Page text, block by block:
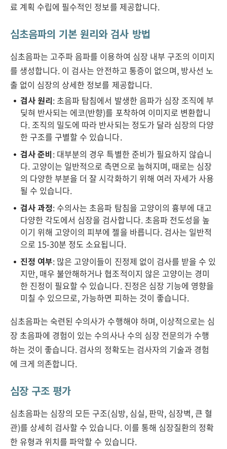
료 계획 수립에 필수적인 정보를 제공합니다.
심초음파의 기본 원리와 검사 방법
심초음파는 고주파 음파를 이용하여 심장 내부 구조의 이미지
를 생성합니다. 이 검사는 안전하고 통증이 없으며, 방사선 노
출 없이 심장의 상세한 정보를 제공합니다.
검사 원리: 초음파 탐침에서 발생한 음파가 심장 조직에 부
딪혀 반사되는 에코(반향)를 포착하여 이미지로 변환합니
다. 조직의 밀도에 따라 반사되는 정도가 달라 심장의 다양
한 구조를 구별할 수 있습니다.
검사 준비: 대부분의 경우 특별한 준비가 필요하지 않습니
다. 고양이는 일반적으로 측면으로 눕혀지며, 때로는 심장
의 다양한 부분을 더 잘 시각화하기 위해 여러 자세가 사용
될 수 있습니다.
검사 과정: 수의사는 초음파 탐침을 고양이의 흉부에 대고
다양한 각도에서 심장을 검사합니다. 초음파 전도성을 높
이기 위해 고양이의 피부에 젤을 바릅니다. 검사는 일반적
으로 15-30분 정도 소요됩니다.
진정 여부: 많은 고양이들이 진정제 없이 검사를 받을 수 있
지만, 매우 불안해하거나 협조적이지 않은 고양이는 경미
한 진정이 필요할 수 있습니다. 진정은 심장 기능에 영향을
미칠 수 있으므로, 가능하면 피하는 것이 좋습니다.
심초음파는 숙련된 수의사가 수행해야 하며, 이상적으로는 심
장 초음파에 경험이 있는 수의사나 수의 심장 전문의가 수행
하는 것이 좋습니다. 검사의 정확도는 검사자의 기술과 경험
에 크게 의존합니다.
심장 구조 평가
심초음파는 심장의 모든 구조(심방, 심실, 판막, 심장벽, 큰 혈
관)를 상세히 검사할 수 있습니다. 이를 통해 심장질환의 정확
한 유형과 위치를 파악할 수 있습니다.